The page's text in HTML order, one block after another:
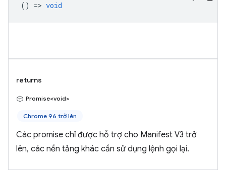
() => void
returns
Promise<void>
Chrome 96 trở lên
Các promise chỉ được hỗ trợ cho Manifest V3 trở
lên, các nền tảng khác cần sử dụng lệnh gọi lại.